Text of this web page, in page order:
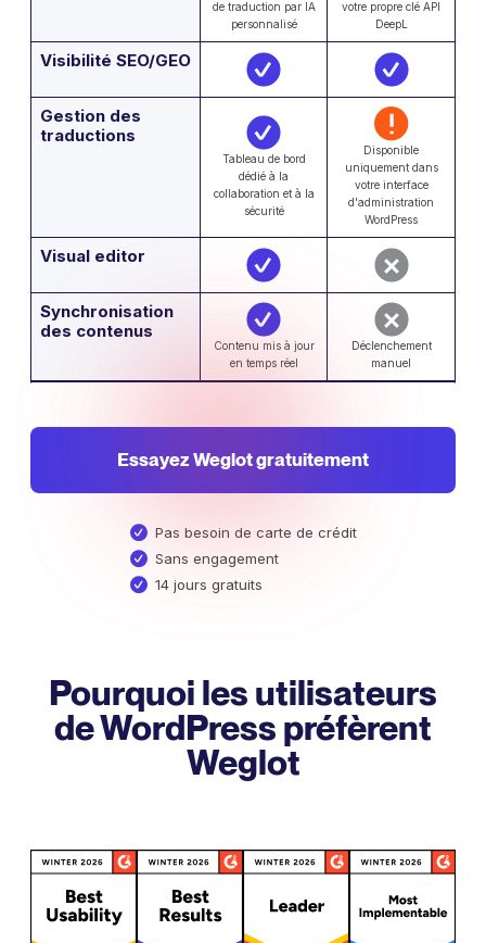
de traduction par IA
personnalisé
votre propre clé API
DeepL
Visibilité SEO/GEO
Gestion des
traductions
Tableau de bord
dédié à la
collaboration et à la
sécurité
Disponible
uniquement dans
votre interface
d'administration
WordPress
Visual editor
Synchronisation
des contenus
Contenu mis à jour
en temps réel
Déclenchement
manuel
Essayez Weglot gratuitement
Pas besoin de carte de crédit
Sans engagement
14 jours gratuits
Pourquoi les utilisateurs
de WordPress préfèrent
Weglot